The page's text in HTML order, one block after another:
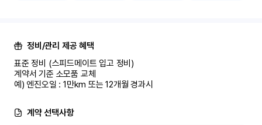
정비/관리 제공 혜택
표준 정비 (스피드메이트 입고 정비)
계약서 기준 소모품 교체
예) 엔진오일 : 1만km 또는 12개월 경과시
계약 선택사항